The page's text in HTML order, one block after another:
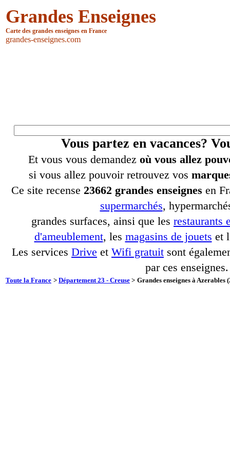
Grandes Enseignes
Carte des grandes enseignes en France
grandes-enseignes.com
Vous partez en vacances?
Et vous vous demandez où vous allez
si vous allez pouvoir retrouvez vos
Ce site recense 23662 grandes enseignes en
supermarchés,
grandes surfaces, ainsi que les restaurants
d'ameublement, les magasins de jouets et
Les services Drive et Wifi gratuit sont
par ces enseignes.
Toute la France > Département 23 - Creuse > Grandes enseignes à Azerables